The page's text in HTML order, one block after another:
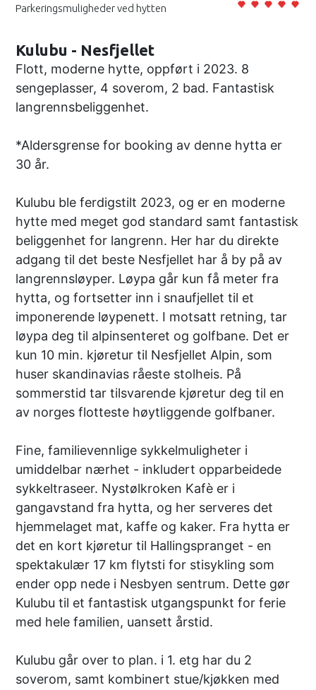
Parkeringsmuligheder ved hytten
Kulubu - Nesfjellet
Flott, moderne hytte, oppført i 2023. 8
sengeplasser, 4 soverom, 2 bad. Fantastisk
langrennsbeliggenhet.
*Aldersgrense for booking av denne hytta er
30 år.
Kulubu ble ferdigstilt 2023, og er en moderne
hytte med meget god standard samt fantastisk
beliggenhet for langrenn. Her har du direkte
adgang til det beste Nesfjellet har å by på av
langrennsløyper. Løypa går kun få meter fra
hytta, og fortsetter inn i snaufjellet til et
imponerende løypenett. I motsatt retning, tar
løypa deg til alpinsenteret og golfbane. Det er
kun 10 min. kjøretur til Nesfjellet Alpin, som
huser skandinavias råeste stolheis. På
sommerstid tar tilsvarende kjøretur deg til en
av norges flotteste høytliggende golfbaner.
Fine, familievennlige sykkelmuligheter i
umiddelbar nærhet - inkludert opparbeidede
sykkeltraseer. Nystølkroken Kafè er i
gangavstand fra hytta, og her serveres det
hjemmelaget mat, kaffe og kaker. Fra hytta er
det en kort kjøretur til Hallingspranget - en
spektakulær 17 km flytsti for stisykling som
ender opp nede i Nesbyen sentrum. Dette gør
Kulubu til et fantastisk utgangspunkt for ferie
med hele familien, uansett årstid.
Kulubu går over to plan. i 1. etg har du 2
soverom, samt kombinert stue/kjøkken med